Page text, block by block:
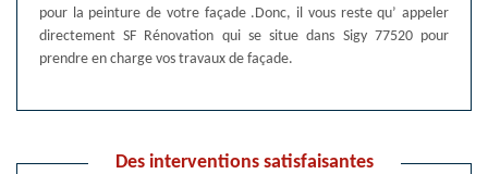
pour la peinture de votre façade .Donc, il vous reste qu’ appeler
directement SF Rénovation qui se situe dans Sigy 77520 pour
prendre en charge vos travaux de façade.
Des interventions satisfaisantes